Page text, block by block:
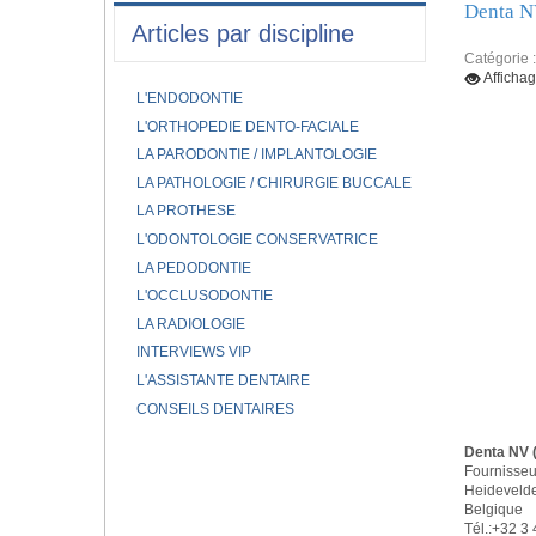
Denta
Catégorie
Denta NV
Belgique
Tél.:+32 3
Articles par discipline
L'ENDODONTIE
L'ORTHOPEDIE DENTO-FACIALE
LA PARODONTIE / IMPLANTOLOGIE
LA PATHOLOGIE / CHIRURGIE BUCCALE
LA PROTHESE
L'ODONTOLOGIE CONSERVATRICE
LA PEDODONTIE
L'OCCLUSODONTIE
LA RADIOLOGIE
INTERVIEWS VIP
L'ASSISTANTE DENTAIRE
CONSEILS DENTAIRES